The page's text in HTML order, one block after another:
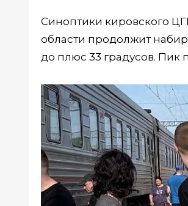
Синоптики кировского
области продолжит
до плюс 33 градусов. Пик